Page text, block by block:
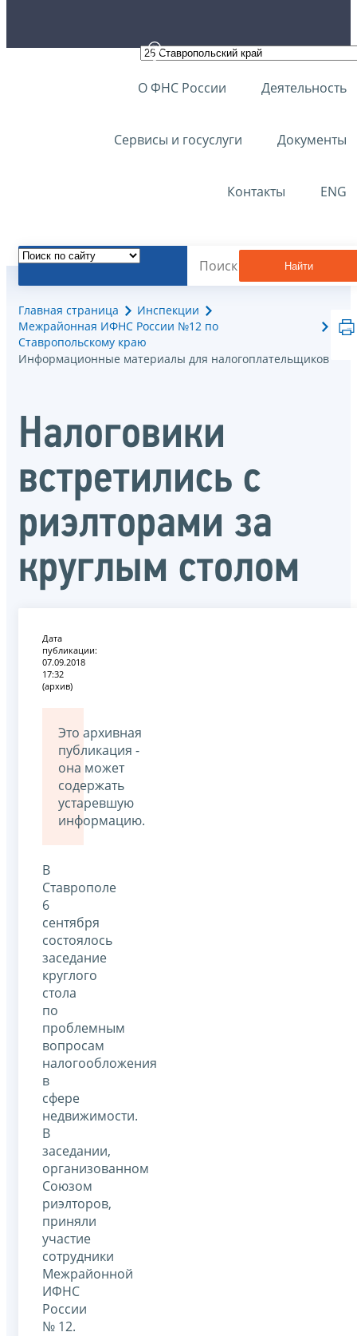
О ФНС России Деятельность
Сервисы и госуслуги Документы
Контакты ENG
Найти
Главная страница
Инспекции
Межрайонная ИФНС России №12 по
Ставропольскому краю
Информационные материалы для налогоплательщиков
Налоговики
встретились с
риэлторами за
круглым столом
Дата
публикации:
07.09.2018
17:32
(архив)
Это архивная
публикация -
она может
содержать
устаревшую
информацию.
В
Ставрополе
6
сентября
состоялось
заседание
круглого
стола
по
проблемным
вопросам
налогообложения
в
сфере
недвижимости.
В
заседании,
организованном
Союзом
риэлторов,
приняли
участие
сотрудники
Межрайонной
ИФНС
России
№ 12.